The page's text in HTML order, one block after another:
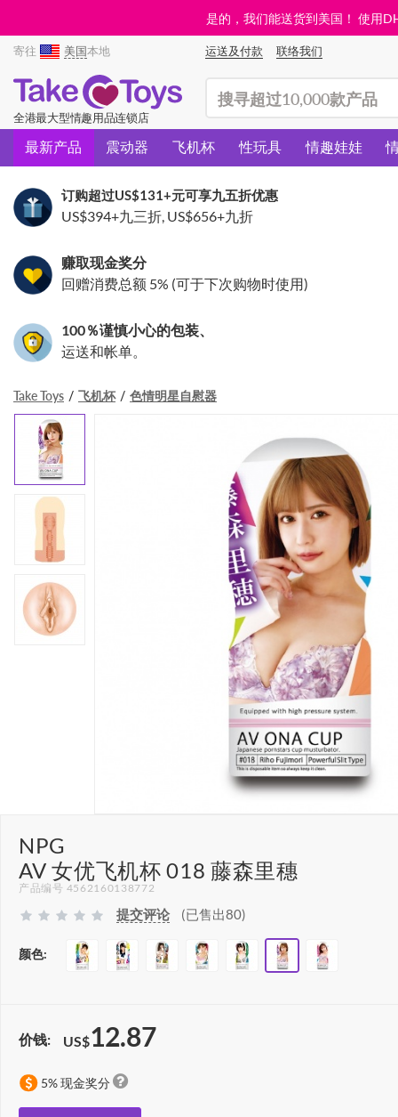
是的，我们能送货到美国！ 使用
寄往 美国本地 运送及付款 联络我们
全港最大型情趣用品连锁店
最新产品 震动器 飞机杯 性玩具 情趣娃娃
订购超过US$131+元可享九五折优惠
US$394+九三折, US$656+九折
赚取现金奖分
回赠消费总额 5% (可于下次购物时使用)
100％谨慎小心的包装、
运送和帐单。
Take Toys 飞机杯 色情明星自慰器
NPG
AV 女优飞机杯 018 藤森里穗
产品编号 4562160138772
提交评论 (已售出80)
颜色:
价钱: US$12.87
5% 现金奖分